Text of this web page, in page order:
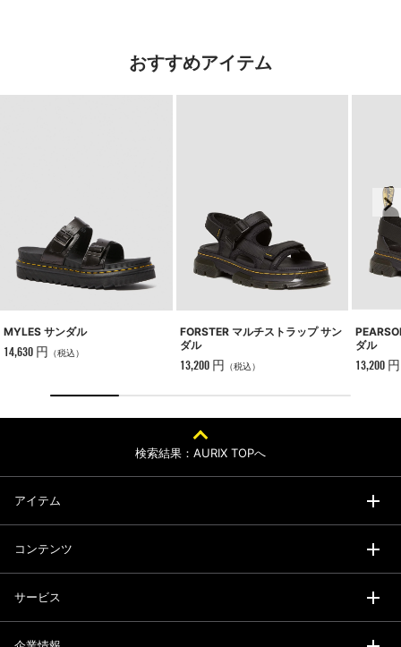
おすすめアイテム
MYLES サンダル
14,630 円 （税込）
FORSTER マルチストラップ サン
ダル
13,200 円 （税込）
ダル
13,200 円
検索結果：AURIX TOPへ
アイテム
コンテンツ
サービス